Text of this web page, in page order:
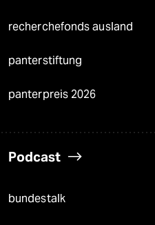
recherchefonds ausland
panterstiftung
panterpreis 2026
Podcast
bundestalk